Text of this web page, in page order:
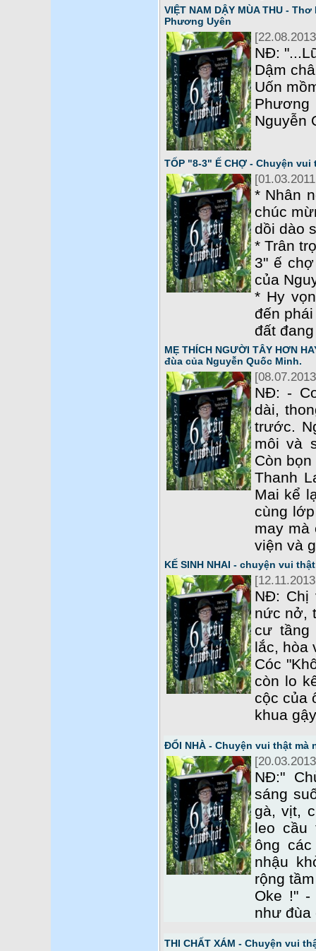
VIỆT NAM DẬY MÙA THU -
Phương Uyên
NĐ:
Dậm
Uốn
Nguyễn
TỐP "8-3" Ế CHỢ - Chuyện
* Nhân
chúc
dồi dào
* Trân
3" ế
của
* Hy
đến
đất
MẸ THÍCH NGƯỜI TÂY HƠN
đùa của Nguyễn Quốc Minh.
NĐ: -
dài,
trước.
môi và
Còn
Thanh
Mai kể
cùng
may mà
viện và
KẾ SINH NHAI - chuyện vui
NĐ: Chị
nức nở,
cư tầng
lắc, hòa
Cóc
còn lo
cộc của
khua
ĐỔI NHÀ - Chuyện vui thật mà
NĐ:"
sáng
gà, vịt,
leo cầu
ông
nhậu
rộng
Oke !" -
như đùa
THI CHẤT XÁM - Chuyện vui